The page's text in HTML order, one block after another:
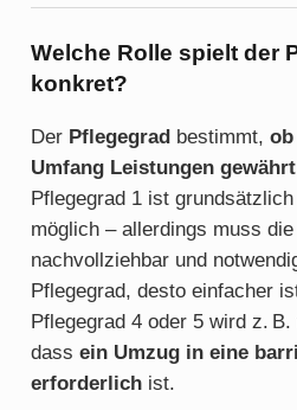
Welche Rolle spielt der
konkret?
Der Pflegegradbestimmt,
Umfang Leistungen
Pflegegrad 1 ist
möglich – allerdings muss
nachvollziehbar und
Pflegegrad, desto einfacher
Pflegegrad 4 oder 5 wird z.
dass ein Umzug in eine
erforderlichist.